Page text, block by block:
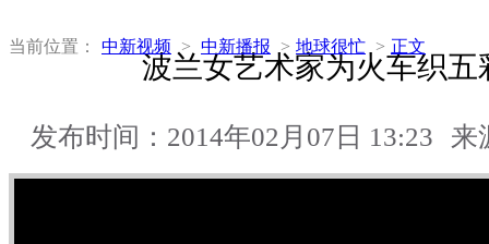
当前位置： 中新视频 > 中新播报 > 地球很忙 > 正文
波兰女艺术家为火车织五
发布时间：2014年02月07日 13:23 来